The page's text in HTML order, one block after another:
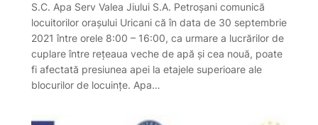
S.C. Apa Serv Valea Jiului S.A. Petroșani comunică
locuitorilor orașului Uricani că în data de 30 septembrie
2021 între orele 8:00 – 16:00, ca urmare a lucrărilor de
cuplare între rețeaua veche de apă și cea nouă, poate
fi afectată presiunea apei la etajele superioare ale
blocurilor de locuințe. Apa…